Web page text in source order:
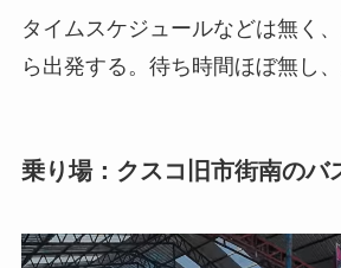
タイムスケジュールなどは無く
ら出発する。待ち時間ほぼ無し、
乗り場：クスコ旧市街南のバ